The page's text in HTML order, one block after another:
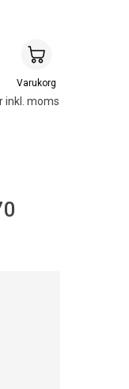
inkl. moms
Handlevogn